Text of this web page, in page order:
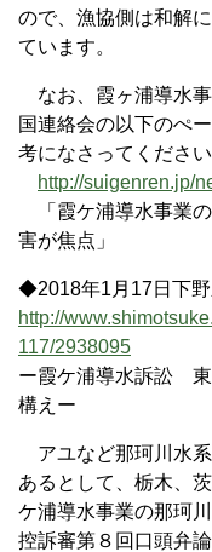
ので、漁協側は和解
ています。
なお、霞ヶ浦導水
国連絡会の以下のぺ
考になさってください
http://suigenren.jp/
「霞ケ浦導水事業
害が焦点」
◆2018年1月17日下野
http://
117/2938095
ー霞ケ浦導水訴訟 東
構えー
アユなど那珂川水
あるとして、栃木、
ケ浦導水事業の那珂
控訴審第８回口頭弁